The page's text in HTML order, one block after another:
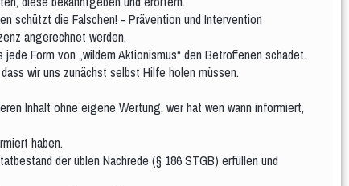
schützt die Falschen! - Prävention und Intervention
angerechnet werden.
Form von „wildem Aktionismus“ den Betroffenen schadet.
wir uns zunächst selbst Hilfe holen müssen.
Inhalt ohne eigene Wertung, wer hat wen wann informiert,
haben.
der üblen Nachrede (§ 186 STGB) erfüllen und